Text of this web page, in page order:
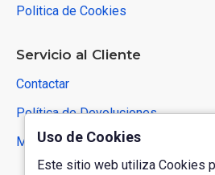
Politica de Cookies
Servicio al Cliente
Contactar
Política de Devoluciones
Mapa del Sitio
Uso de Cookies
Este sitio web utiliza Cookies